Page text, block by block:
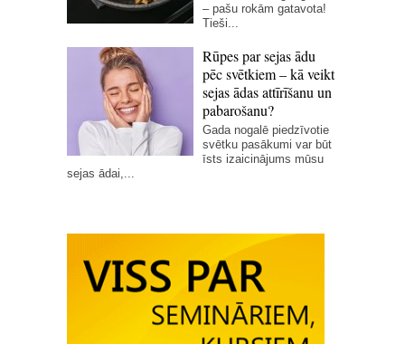
– pašu rokām gatavota!
Tieši...
Rūpes par sejas ādu
pēc svētkiem – kā veikt
sejas ādas attīrīšanu un
pabarošanu?
Gada nogalē piedzīvotie
svētku pasākumi var būt
īsts izaicinājums mūsu
sejas ādai,...